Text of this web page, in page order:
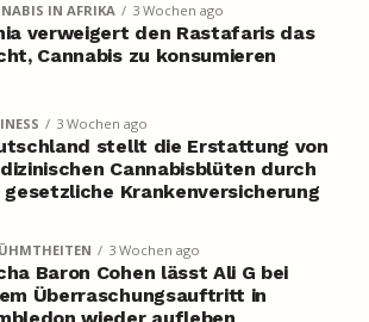
IN AFRIKA 3 Wochen ago
verweigert den Rastafaris das
Cannabis zu konsumieren
3 Wochen ago
stellt die Erstattung von
Cannabisblüten durch
gesetzliche Krankenversicherung
3 Wochen ago
Baron Cohen lässt Ali G bei
Überraschungsauftritt in